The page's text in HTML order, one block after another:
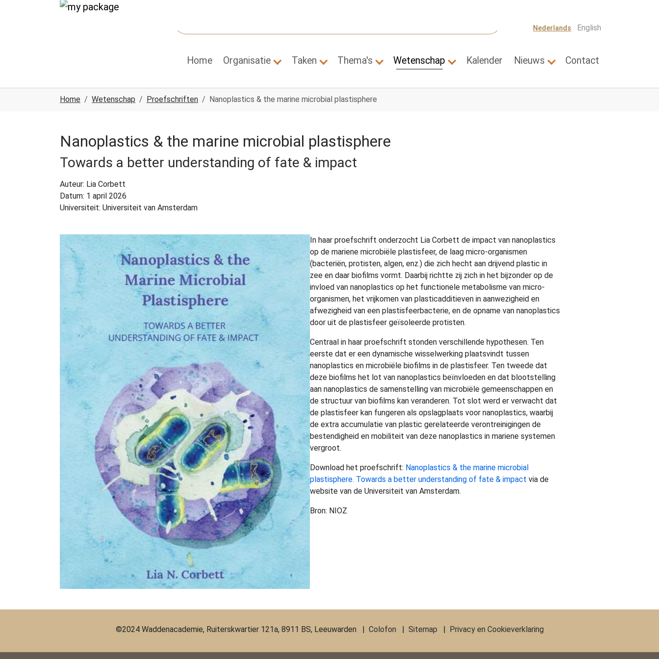
Spring naar hoofd-inhoud
Skip to page footer
Nederlands English
Home Organisatie
Submenu for "Organisatie"
Taken
Submenu for "Taken"
Thema's
Submenu for "Thema's"
Wetenschap
Submenu for "Wetenschap"
Kalender Nieuws
Submenu for "Nieuws"
Contact
Home Wetenschap Proefschriften Nanoplastics & the marine microbial plastisphere
Nanoplastics & the marine microbial plastisphere
Towards a better understanding of fate & impact
Auteur: Lia Corbett
Datum: 1 april 2026
Universiteit: Universiteit van Amsterdam
In haar proefschrift onderzocht Lia Corbett de impact van nanoplastics
op de mariene microbiële plastisfeer, de laag micro-organismen
(bacteriën, protisten, algen, enz.) die zich hecht aan drijvend plastic in
zee en daar biofilms vormt. Daarbij richtte zij zich in het bijzonder op de
invloed van nanoplastics op het functionele metabolisme van micro-
organismen, het vrijkomen van plasticadditieven in aanwezigheid en
afwezigheid van een plastisfeerbacterie, en de opname van nanoplastics
door uit de plastisfeer geïsoleerde protisten.
Centraal in haar proefschrift stonden verschillende hypothesen. Ten
eerste dat er een dynamische wisselwerking plaatsvindt tussen
nanoplastics en microbiële biofilms in de plastisfeer. Ten tweede dat
deze biofilms het lot van nanoplastics beïnvloeden en dat blootstelling
aan nanoplastics de samenstelling van microbiële gemeenschappen en
de structuur van biofilms kan veranderen. Tot slot werd er verwacht dat
de plastisfeer kan fungeren als opslagplaats voor nanoplastics, waarbij
de extra accumulatie van plastic gerelateerde verontreinigingen de
bestendigheid en mobiliteit van deze nanoplastics in mariene systemen
vergroot.
Download het proefschrift: Nanoplastics & the marine microbial
plastisphere. Towards a better understanding of fate & impact via de
website van de Universiteit van Amsterdam.
Bron: NIOZ
©2024 Waddenacademie, Ruiterskwartier 121a, 8911 BS, Leeuwarden | Colofon | Sitemap | Privacy en Cookieverklaring